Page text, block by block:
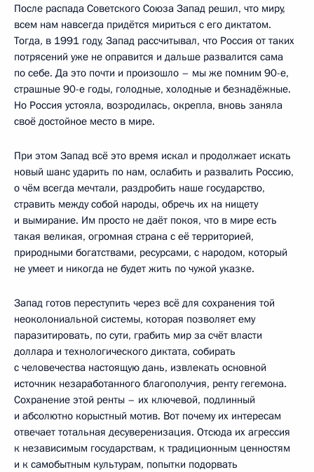
После распада Советского Союза Запад решил, что миру,
всем нам навсегда придётся мириться с его диктатом.
Тогда, в 1991 году, Запад рассчитывал, что Россия от таких
потрясений уже не оправится и дальше развалится сама
по себе. Да это почти и произошло – мы же помним 90-е,
страшные 90-е годы, голодные, холодные и безнадёжные.
Но Россия устояла, возродилась, окрепла, вновь заняла
своё достойное место в мире.
При этом Запад всё это время искал и продолжает искать
новый шанс ударить по нам, ослабить и развалить Россию,
о чём всегда мечтали, раздробить наше государство,
стравить между собой народы, обречь их на нищету
и вымирание. Им просто не даёт покоя, что в мире есть
такая великая, огромная страна с её территорией,
природными богатствами, ресурсами, с народом, который
не умеет и никогда не будет жить по чужой указке.
Запад готов переступить через всё для сохранения той
неоколониальной системы, которая позволяет ему
паразитировать, по сути, грабить мир за счёт власти
доллара и технологического диктата, собирать
с человечества настоящую дань, извлекать основной
источник незаработанного благополучия, ренту гегемона.
Сохранение этой ренты – их ключевой, подлинный
и абсолютно корыстный мотив. Вот почему их интересам
отвечает тотальная десуверенизация. Отсюда их агрессия
к независимым государствам, к традиционным ценностям
и к самобытным культурам, попытки подорвать